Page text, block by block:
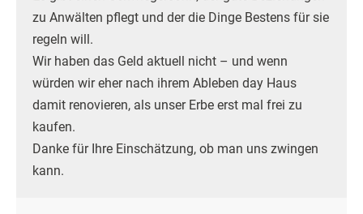
zu Anwälten pflegt und der die Dinge Bestens für sie
regeln will.
Wir haben das Geld aktuell nicht – und wenn
würden wir eher nach ihrem Ableben day Haus
damit renovieren, als unser Erbe erst mal frei zu
kaufen.
Danke für Ihre Einschätzung, ob man uns zwingen
kann.